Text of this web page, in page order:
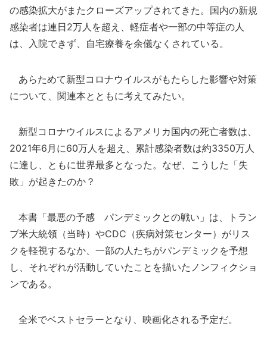
の感染拡大がまたクローズアップされてきた。国内の新規
感染者は連日2万人を超え、軽症者や一部の中等症の人
は、入院できず、自宅療養を余儀なくされている。
あらためて新型コロナウイルスがもたらした影響や対策
について、関連本とともに考えてみたい。
新型コロナウイルスによるアメリカ国内の死亡者数は、
2021年6月に60万人を超え、累計感染者数は約3350万人
に達し、ともに世界最多となった。なぜ、こうした「失
敗」が起きたのか？
本書「最悪の予感 パンデミックとの戦い」は、トラン
プ米大統領（当時）やCDC（疾病対策センター）がリス
クを軽視するなか、一部の人たちがパンデミックを予想
し、それぞれが活動していたことを描いたノンフィクショ
ンである。
全米でベストセラーとなり、映画化される予定だ。